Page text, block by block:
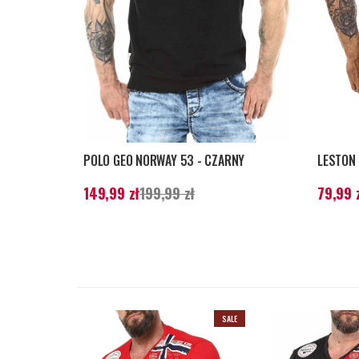
POLO GEO NORWAY 53 - CZARNY
Aktualna cena:149,99 zł
199,99 zł
149,99 zł199,99 zł
159,99
79,99
SALE